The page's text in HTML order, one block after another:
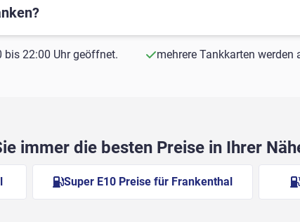
22:00 Uhr geöffnet.
mehrere Tankkarten werden
immer die besten Preise in Ihrer
Super E10 Preise für Frankenthal